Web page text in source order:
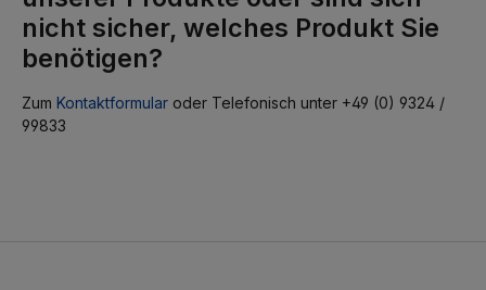
nicht sicher, welches Produkt Sie
benötigen?
Zum Kontaktformular oder Telefonisch unter +49 (0) 9324 /
99833